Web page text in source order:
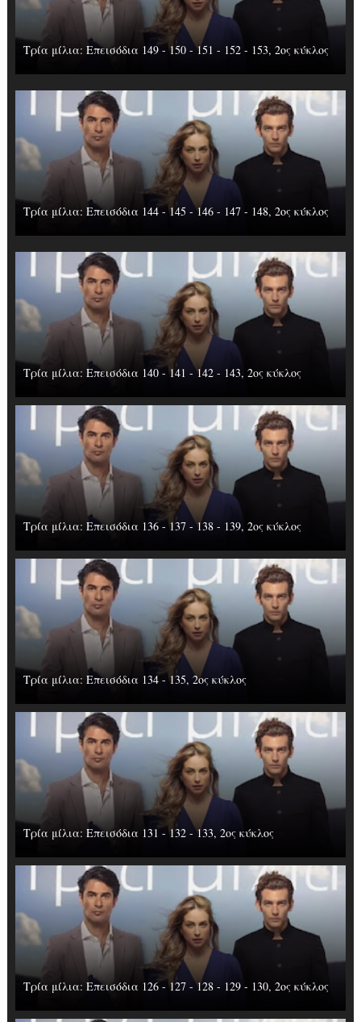
Τρία μίλια: Επεισόδια 149 - 150 - 151 - 152 - 153, 2ος κύκλος
Τρία μίλια: Επεισόδια 144 - 145 - 146 - 147 - 148, 2ος κύκλος
Τρία μίλια: Επεισόδια 140 - 141 - 142 - 143, 2ος κύκλος
Τρία μίλια: Επεισόδια 136 - 137 - 138 - 139, 2ος κύκλος
Τρία μίλια: Επεισόδια 134 - 135, 2ος κύκλος
Τρία μίλια: Επεισόδια 131 - 132 - 133, 2ος κύκλος
Τρία μίλια: Επεισόδια 126 - 127 - 128 - 129 - 130, 2ος κύκλος